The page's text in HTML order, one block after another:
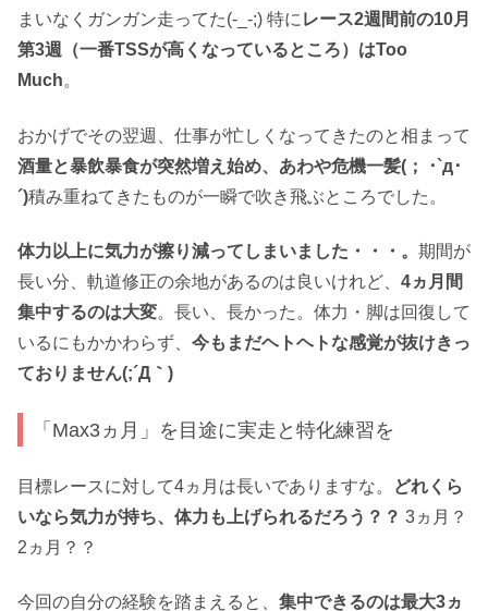
まいなくガンガン走ってた(-_-;) 特に レース2週間前の10月
第3週（一番TSSが高くなっているところ）はToo
Much。
おかげでその翌週、仕事が忙しくなってきたのと相まって
酒量と暴飲暴食が突然増え始め、あわや危機一髪(； ･`д･
´)積み重ねてきたものが一瞬で吹き飛ぶところでした。
体力以上に気力が擦り減ってしまいました・・・。 期間が
長い分、軌道修正の余地があるのは良いけれど、 4ヵ月間
集中するのは大変。長い、長かった。体力・脚は回復して
いるにもかかわらず、 今もまだヘトヘトな感覚が抜けきっ
ておりません(;´Д｀)
「Max3ヵ月」を目途に実走と特化練習を
目標レースに対して4ヵ月は長いでありますな。
どれくら
いなら気力が持ち、体力も上げられるだろう？？ 3ヵ月？
2ヵ月？？
今回の自分の経験を踏まえると、 集中できるのは最大3ヵ